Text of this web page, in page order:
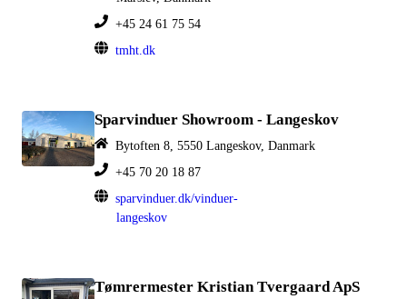
+45 24 61 75 54
tmht.dk
Sparvinduer Showroom - Langeskov
Bytoften 8, 5550 Langeskov, Danmark
+45 70 20 18 87
sparvinduer.dk/vinduer-
langeskov
Tømrermester Kristian Tvergaard ApS